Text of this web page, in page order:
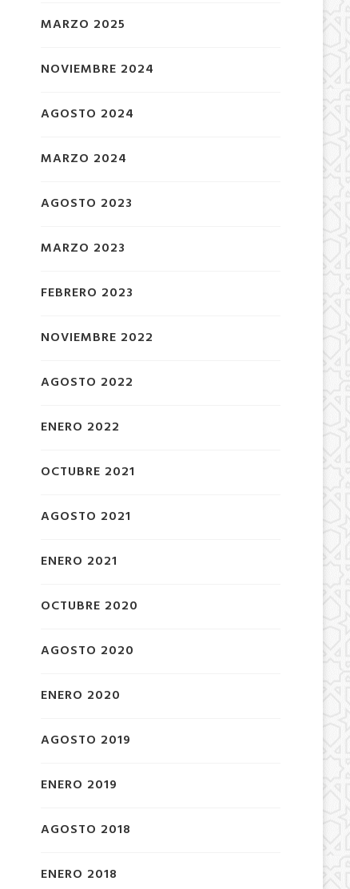
MARZO 2025
NOVIEMBRE 2024
AGOSTO 2024
MARZO 2024
AGOSTO 2023
MARZO 2023
FEBRERO 2023
NOVIEMBRE 2022
AGOSTO 2022
ENERO 2022
OCTUBRE 2021
AGOSTO 2021
ENERO 2021
OCTUBRE 2020
AGOSTO 2020
ENERO 2020
AGOSTO 2019
ENERO 2019
AGOSTO 2018
ENERO 2018